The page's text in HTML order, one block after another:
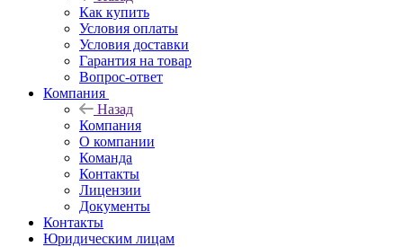
Как купить
Условия оплаты
Условия доставки
Гарантия на товар
Вопрос-ответ
Компания
Назад
Компания
О компании
Команда
Контакты
Лицензии
Документы
Контакты
Юридическим лицам